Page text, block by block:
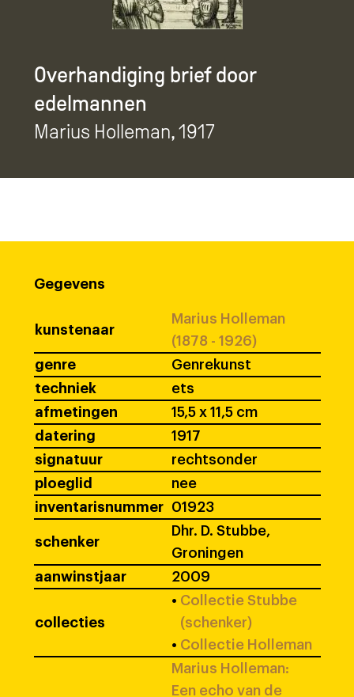
Overhandiging brief door
edelmannen
Marius Holleman, 1917
Gegevens
kunstenaar
Marius Holleman
(1878 - 1926)
genre
Genrekunst
techniek
ets
afmetingen
15,5 x 11,5 cm
datering
1917
signatuur
rechtsonder
ploeglid
nee
inventarisnummer
01923
schenker
Dhr. D. Stubbe,
Groningen
aanwinstjaar
2009
collecties
• Collectie Stubbe
(schenker)
• Collectie Holleman
Marius Holleman:
Een echo van de